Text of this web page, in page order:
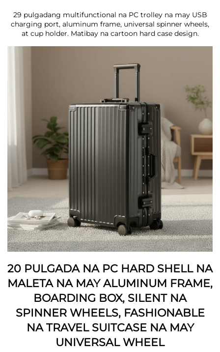
29 pulgadang multifunctional na PC trolley na may USB
charging port, aluminum frame, universal spinner wheels,
at cup holder. Matibay na cartoon hard case design.
20 PULGADA NA PC HARD SHELL NA
MALETA NA MAY ALUMINUM FRAME,
BOARDING BOX, SILENT NA
SPINNER WHEELS, FASHIONABLE
NA TRAVEL SUITCASE NA MAY
UNIVERSAL WHEEL